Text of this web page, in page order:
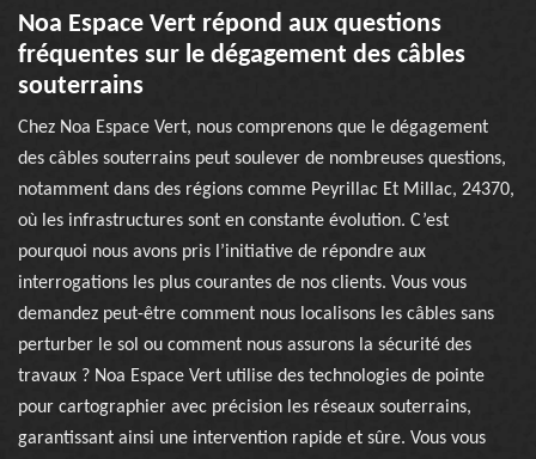
Noa Espace Vert répond aux questions
fréquentes sur le dégagement des câbles
souterrains
Chez Noa Espace Vert, nous comprenons que le dégagement
des câbles souterrains peut soulever de nombreuses questions,
notamment dans des régions comme Peyrillac Et Millac, 24370,
où les infrastructures sont en constante évolution. C’est
pourquoi nous avons pris l’initiative de répondre aux
interrogations les plus courantes de nos clients. Vous vous
demandez peut-être comment nous localisons les câbles sans
perturber le sol ou comment nous assurons la sécurité des
travaux ? Noa Espace Vert utilise des technologies de pointe
pour cartographier avec précision les réseaux souterrains,
garantissant ainsi une intervention rapide et sûre. Vous vous